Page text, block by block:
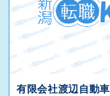
有限会社渡辺自動車